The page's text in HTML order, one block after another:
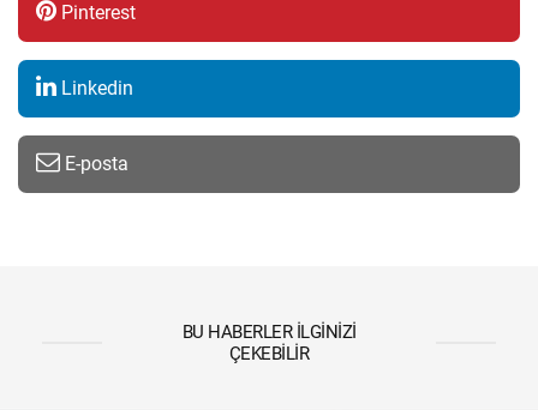
Pinterest
Linkedin
E-posta
BU HABERLER İLGINIZI
ÇEKEBILIR